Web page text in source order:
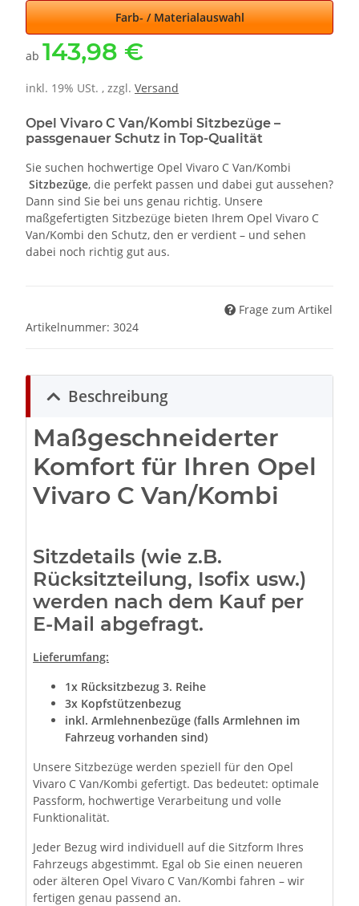
Farb- / Materialauswahl
ab 143,98 €
inkl. 19% USt. , zzgl. Versand
Opel Vivaro C Van/Kombi Sitzbezüge –
passgenauer Schutz in Top-Qualität
Sie suchen hochwertige Opel Vivaro C Van/Kombi
Sitzbezüge, die perfekt passen und dabei gut aussehen?
Dann sind Sie bei uns genau richtig. Unsere
maßgefertigten Sitzbezüge bieten Ihrem Opel Vivaro C
Van/Kombi den Schutz, den er verdient – und sehen
dabei noch richtig gut aus.
Frage zum Artikel
Artikelnummer: 3024
Beschreibung
Maßgeschneiderter
Komfort für Ihren Opel
Vivaro C Van/Kombi
Sitzdetails (wie z.B.
Rücksitzteilung, Isofix usw.)
werden nach dem Kauf per
E-Mail abgefragt.
Lieferumfang:
1x Rücksitzbezug 3. Reihe
3x Kopfstützenbezug
inkl. Armlehnenbezüge (falls Armlehnen im
Fahrzeug vorhanden sind)
Unsere Sitzbezüge werden speziell für den Opel
Vivaro C Van/Kombi gefertigt. Das bedeutet: optimale
Passform, hochwertige Verarbeitung und volle
Funktionalität.
Jeder Bezug wird individuell auf die Sitzform Ihres
Fahrzeugs abgestimmt. Egal ob Sie einen neueren
oder älteren Opel Vivaro C Van/Kombi fahren – wir
fertigen genau passend an.